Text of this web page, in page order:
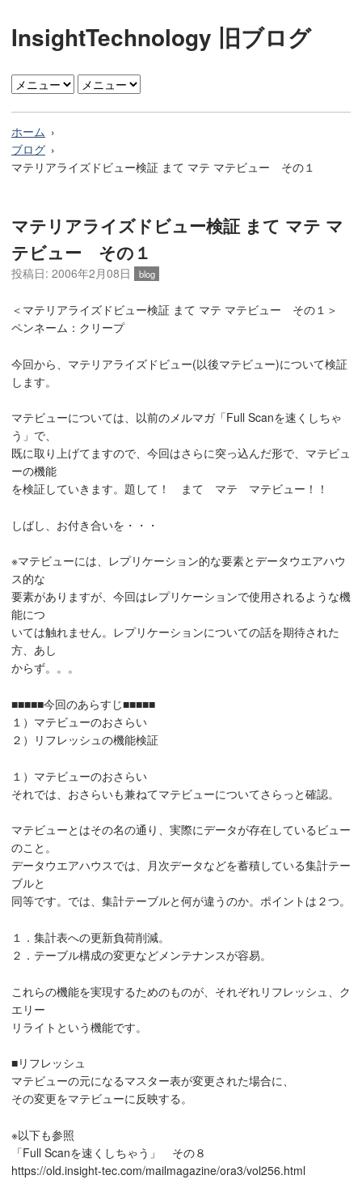
InsightTechnology 旧ブログ
ホーム
ブログ
マテリアライズドビュー検証 まて マテ マテビュー その１
マテリアライズドビュー検証 まて マテ マ
テビュー その１
投稿日: 2006年2月08日 blog
＜マテリアライズドビュー検証 まて マテ マテビュー その１＞
ペンネーム：クリープ
今回から、マテリアライズドビュー(以後マテビュー)について検証
します。
マテビューについては、以前のメルマガ「Full Scanを速くしちゃ
う」で、
既に取り上げてますので、今回はさらに突っ込んだ形で、マテビュ
ーの機能
を検証していきます。題して！ まて マテ マテビュー！！
しばし、お付き合いを・・・
※マテビューには、レプリケーション的な要素とデータウエアハウ
ス的な
要素がありますが、今回はレプリケーションで使用されるような機
能につ
いては触れません。レプリケーションについての話を期待された
方、あし
からず。。。
■■■■■今回のあらすじ■■■■■
１）マテビューのおさらい
２）リフレッシュの機能検証
１）マテビューのおさらい
それでは、おさらいも兼ねてマテビューについてさらっと確認。
マテビューとはその名の通り、実際にデータが存在しているビュー
のこと。
データウエアハウスでは、月次データなどを蓄積している集計テー
ブルと
同等です。では、集計テーブルと何が違うのか。ポイントは２つ。
１．集計表への更新負荷削減。
２．テーブル構成の変更などメンテナンスが容易。
これらの機能を実現するためのものが、それぞれリフレッシュ、ク
エリー
リライトという機能です。
■リフレッシュ
マテビューの元になるマスター表が変更された場合に、
その変更をマテビューに反映する。
※以下も参照
「Full Scanを速くしちゃう」 その８
https://old.insight-tec.com/mailmagazine/ora3/vol256.html